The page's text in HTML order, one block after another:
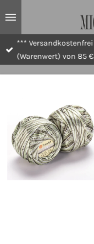
***
(Warenwert) von 85